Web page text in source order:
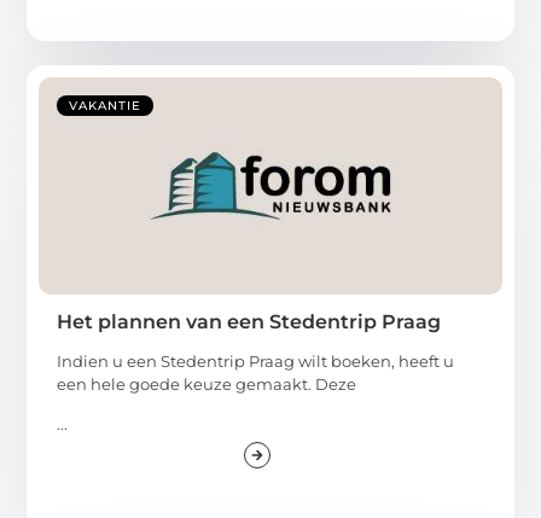
VAKANTIE
Het plannen van een Stedentrip Praag
Indien u een Stedentrip Praag wilt boeken, heeft u
een hele goede keuze gemaakt. Deze
...